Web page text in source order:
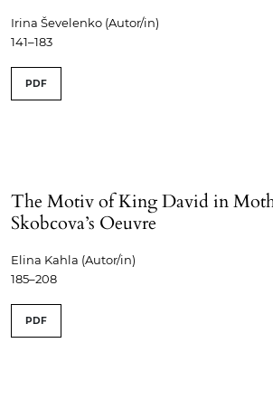
Irina Ševelenko (Autor/in)
141–183
PDF
The Motiv of King David in
Skobcova’s Oeuvre
Elina Kahla (Autor/in)
185–208
PDF